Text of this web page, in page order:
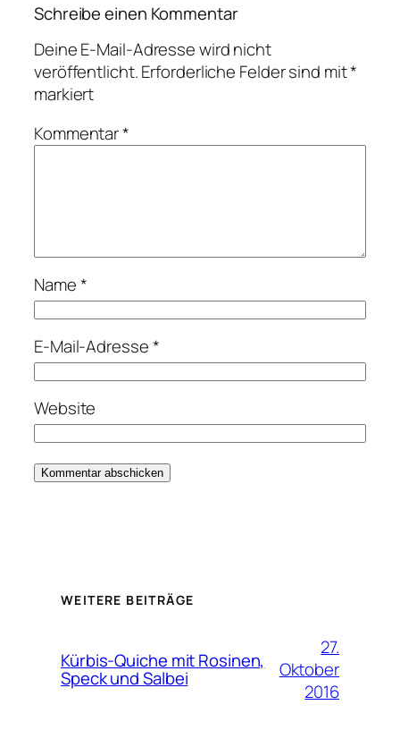
Schreibe einen Kommentar
Deine E-Mail-Adresse wird nicht
veröffentlicht.Erforderliche Felder sind mit*
markiert
Kommentar*
Name*
E-Mail-Adresse*
Website
WEITERE BEITRÄGE
Kürbis-Quiche mit Rosinen,
Speck und Salbei
27.
Oktober
2016